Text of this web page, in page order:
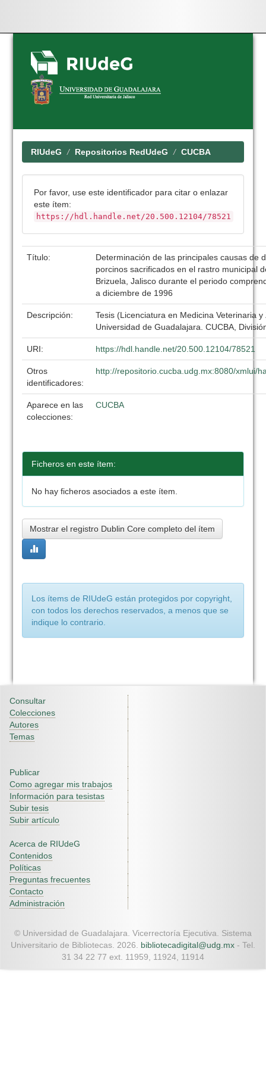
Skip
navigation
RIUdeG Repositorios RedUdeG CUCBA
Por favor, use este identificador para citar o enlazar
este ítem:
https://hdl.handle.net/20.500.12104/78521
Título:
Determinación de las principales causas de
porcinos sacrificados en el rastro municipal
Brizuela, Jalisco durante el periodo
a diciembre de 1996
Descripción:
Tesis (Licenciatura en Medicina Veterinaria
Universidad de Guadalajara. CUCBA,
URI: https://hdl.handle.net/20.500.12104/78521
Otros
identificadores:
http://repositorio.cucba.udg.mx:8080/xmlui/
Aparece en las
colecciones:
CUCBA
Ficheros en este ítem:
No hay ficheros asociados a este ítem.
Mostrar el registro Dublin Core completo del ítem
Los ítems de RIUdeG están protegidos por copyright,
con todos los derechos reservados, a menos que se
indique lo contrario.
Consultar
Colecciones
Autores
Temas
Publicar
Como agregar mis trabajos
Información para tesistas
Subir tesis
Subir artículo
Acerca de RIUdeG
Contenidos
Políticas
Preguntas frecuentes
Contacto
Administración
© Universidad de Guadalajara. Vicerrectoría Ejecutiva. Sistema
Universitario de Bibliotecas. 2026. bibliotecadigital@udg.mx - Tel.
31 34 22 77 ext. 11959, 11924, 11914